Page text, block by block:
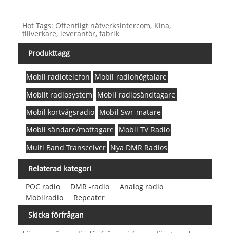
Hot Tags: Offentligt nätverksintercom, Kina,
tillverkare, leverantör, fabrik
Produkttagg
Mobil radiotelefon Mobil radiohögtalare
Mobilt radiosystem Mobil radiosändtagare
Mobil kortvågsradio Mobil Swr-mätare
Mobil sändare/mottagare Mobil TV Radio
Multi Band Transceiver Nya DMR Radios
Relaterad kategori
POC radio
DMR -radio
Analog radio
Mobilradio
Repeater
Skicka förfrågan